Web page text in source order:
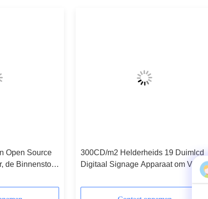
Open Source
de Binnenstop
300CD/m2 Helderheids 19 Duimlcd
Digitaal Signage Apparaat om Video